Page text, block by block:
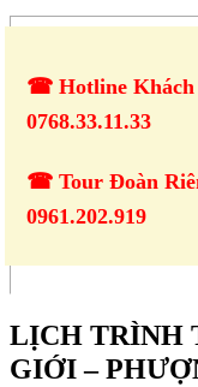
☎ Hotline Khách
0768.33.11.33
☎ Tour Đoàn
0961.202.919
LỊCH TRÌNH
GIỚI –